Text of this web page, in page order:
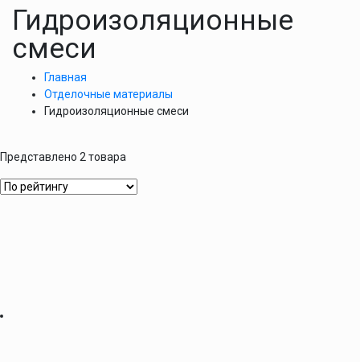
Гидроизоляционные
смеси
Главная
Отделочные материалы
Гидроизоляционные смеси
Представлено 2 товара